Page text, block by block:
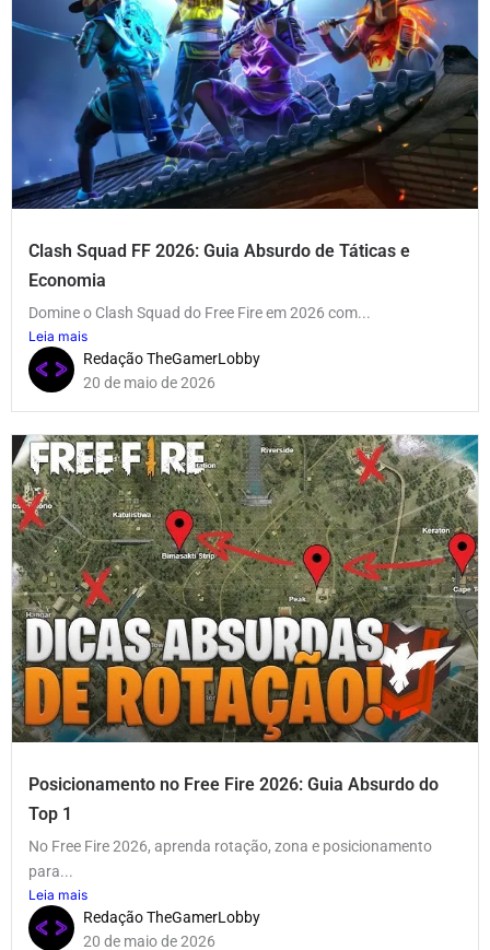
Clash Squad FF 2026: Guia Absurdo de Táticas e
Economia
Domine o Clash Squad do Free Fire em 2026 com...
Leia mais
Redação TheGamerLobby
20 de maio de 2026
Posicionamento no Free Fire 2026: Guia Absurdo do
Top 1
No Free Fire 2026, aprenda rotação, zona e posicionamento
para...
Leia mais
Redação TheGamerLobby
20 de maio de 2026